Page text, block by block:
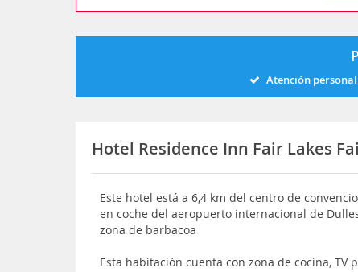
Atención
Hotel Residence Inn Fair Lakes
Este hotel está a 6,4 km del centro de
en coche del aeropuerto internacional de
zona de barbacoa
Esta habitación cuenta con zona de cocina, TV